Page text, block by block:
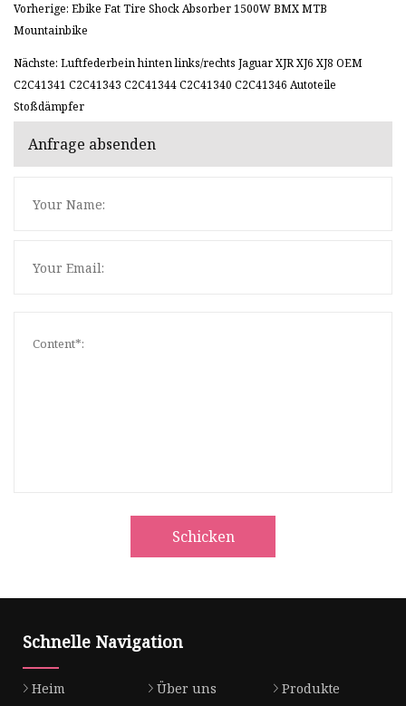
Vorherige: Ebike Fat Tire Shock Absorber 1500W BMX MTB
Mountainbike
Nächste: Luftfederbein hinten links/rechts Jaguar XJR XJ6 XJ8 OEM
C2C41341 C2C41343 C2C41344 C2C41340 C2C41346 Autoteile
Stoßdämpfer
Anfrage absenden
Schicken
Schnelle Navigation
Heim Über uns
Produkte